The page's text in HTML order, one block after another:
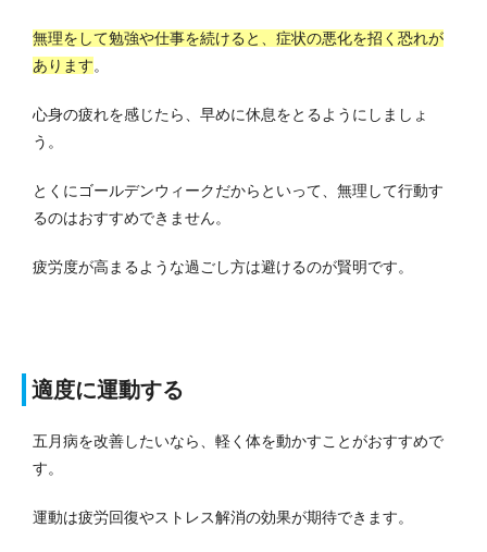
無理をして勉強や仕事を続けると、症状の悪化を招く恐れが
あります。
心身の疲れを感じたら、早めに休息をとるようにしましょ
う。
とくにゴールデンウィークだからといって、無理して行動す
るのはおすすめできません。
疲労度が高まるような過ごし方は避けるのが賢明です。
適度に運動する
五月病を改善したいなら、軽く体を動かすことがおすすめで
す。
運動は疲労回復やストレス解消の効果が期待できます。